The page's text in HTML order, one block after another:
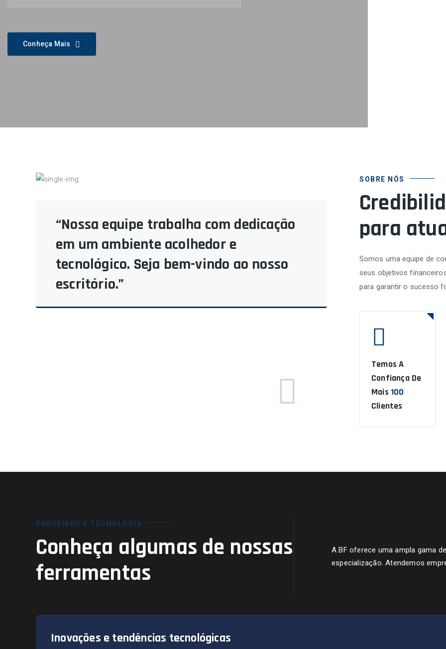
Conheça Mais
“Nossa equipe trabalha com dedicação
em um ambiente acolhedor e
tecnológico. Seja bem-vindo ao nosso
escritório.”
SOBRE NÓS
para
Somos uma equipe de
seus objetivos
para garantir o sucesso
Temos A
Confiança De
Mais 100
Clientes
PARCEIROS E TECNOLOGIA
Conheça algumas de nossas
ferramentas
A BF oferece uma ampla gama
especialização. Atendemos
Inovações e tendências tecnológicas